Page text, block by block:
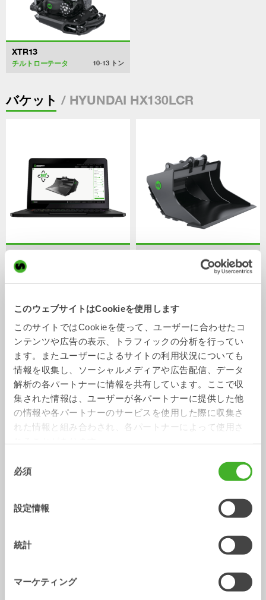
このウェブサイトはCookieを使用します
このサイトではCookieを使って、ユーザーに合わせたコ
ンテンツや広告の表示、トラフィックの分析を行ってい
ます。またユーザーによるサイトの利用状況についても
情報を収集し、ソーシャルメディアや広告配信、データ
解析の各パートナーに情報を共有しています。ここで収
集された情報は、ユーザーが各パートナーに提供した他
の情報や各パートナーのサービスを使用した際に収集さ
れた情報と組み合わされ、各パートナーによって使用さ
必須
設定情報
統計
マーケティング
XTR13
チルトローテータ 10-13 トン
バケット / HYUNDAI HX130LCR
バケット 0-40トン
汎用バケット
バケット 13-33
V型バケット
バケット 0-22
ソーティングバケット
0-20トン